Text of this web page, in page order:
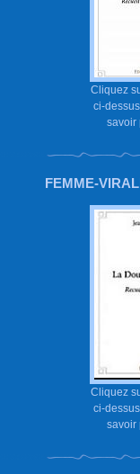
Cliquez
ci-
savoir
FEMME-
Cliquez
ci-
savoir